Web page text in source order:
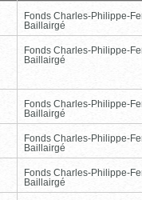
Fonds Charles-Philippe-
Baillairgé
Fonds Charles-Philippe-
Baillairgé
Fonds Charles-Philippe-
Baillairgé
Fonds Charles-Philippe-
Baillairgé
Fonds Charles-Philippe-
Baillairgé